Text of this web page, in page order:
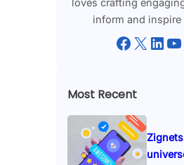
inform and inspire
Facebook X LinkedIn YouTube
Most Recent